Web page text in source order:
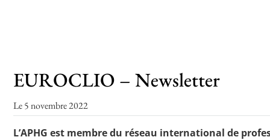
Communiqués et motions
Lettre d’information de l’APHG
L’APHG dans la presse
EUROCLIO – Newsletter
Le 5 novembre 2022
L’APHG est membre du réseau international de